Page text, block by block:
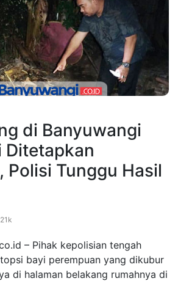
di Banyuwangi
Ditetapkan
Polisi Tunggu Hasil
– Pihak kepolisian tengah
bayi perempuan yang dikubur
di halaman belakang rumahnya di